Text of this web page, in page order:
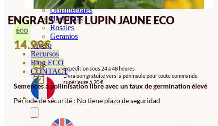
Ornamentales
Hortensias
Rosales
Geranios
Vivero
Recursos
Blog ECO
CONTACT
ENGRAIS VERT LUPIN JAUNE ECO
ÉCO
14.99€
Expédition sous 24 à 48 heures
Livraison gratuite vers la péninsule pour toute commande
supérieure à 20 €.
Semences à pollinisation libre avec un taux de germination élevé
Période de sécurité : No tiene plazo de seguridad